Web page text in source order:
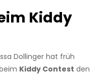
Kiddy
Dollinger hat früh
Kiddy Contest den